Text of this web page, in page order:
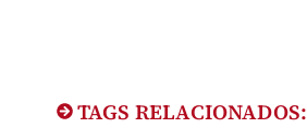
TAGS RELACIONADOS: